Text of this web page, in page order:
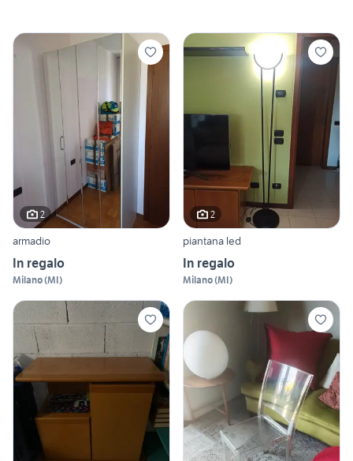
2
armadio
In regalo
Milano(MI)
2
piantana led
In regalo
Milano(MI)